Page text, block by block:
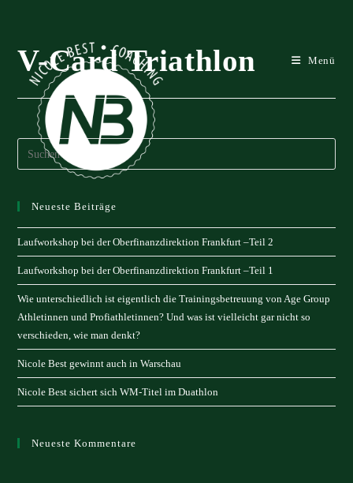
springen
Menü
V-Card Triathlon
Neueste Beiträge
Laufworkshop bei der Oberfinanzdirektion Frankfurt –Teil 2
Laufworkshop bei der Oberfinanzdirektion Frankfurt –Teil 1
Wie unterschiedlich ist eigentlich die Trainingsbetreuung von Age Group
Athletinnen und Profiathletinnen? Und was ist vielleicht gar nicht so
verschieden, wie man denkt?
Nicole Best gewinnt auch in Warschau
Nicole Best sichert sich WM-Titel im Duathlon
Neueste Kommentare